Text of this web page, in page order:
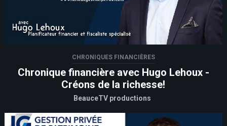
CHRONIQUES FINANCIÈRES
Chronique financière avec Hugo Lehoux -
Créons de la richesse!
BeauceTV productions